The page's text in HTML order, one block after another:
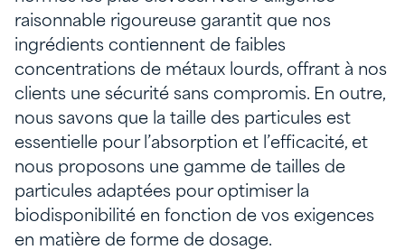
raisonnable rigoureuse garantit que nos
ingrédients contiennent de faibles
concentrations de métaux lourds, offrant à nos
clients une sécurité sans compromis. En outre,
nous savons que la taille des particules est
essentielle pour l’absorption et l’efficacité, et
nous proposons une gamme de tailles de
particules adaptées pour optimiser la
biodisponibilité en fonction de vos exigences
en matière de forme de dosage.